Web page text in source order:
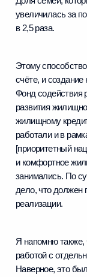
увеличилась за
в 2,5 раза.
Этому
счёте, и
Фонд
развития
жилищному
работали и в
[приоритетный
и комфортное
занимались. По
дело, что должен
реализации.
Я напомню также,
работой с
Наверное, это